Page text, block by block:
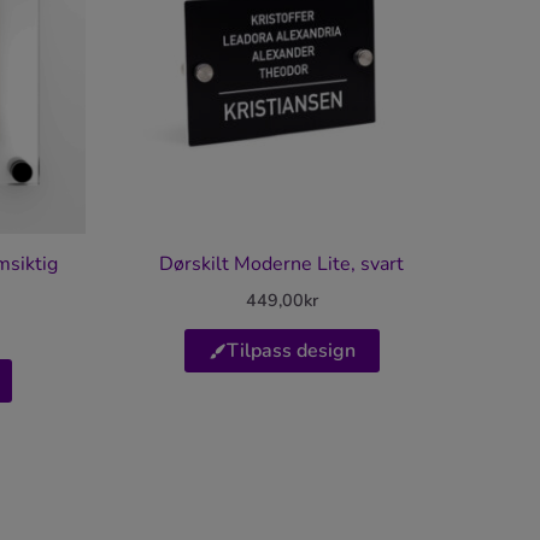
Dørskilt Moderne Lite, svart
449,00kr
Tilpass design